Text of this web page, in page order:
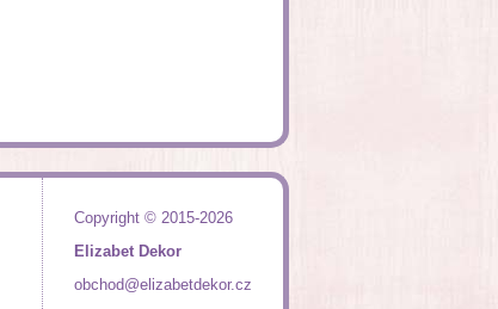
Copyright © 2015-2026
Elizabet Dekor
obchod@elizabetdekor.cz